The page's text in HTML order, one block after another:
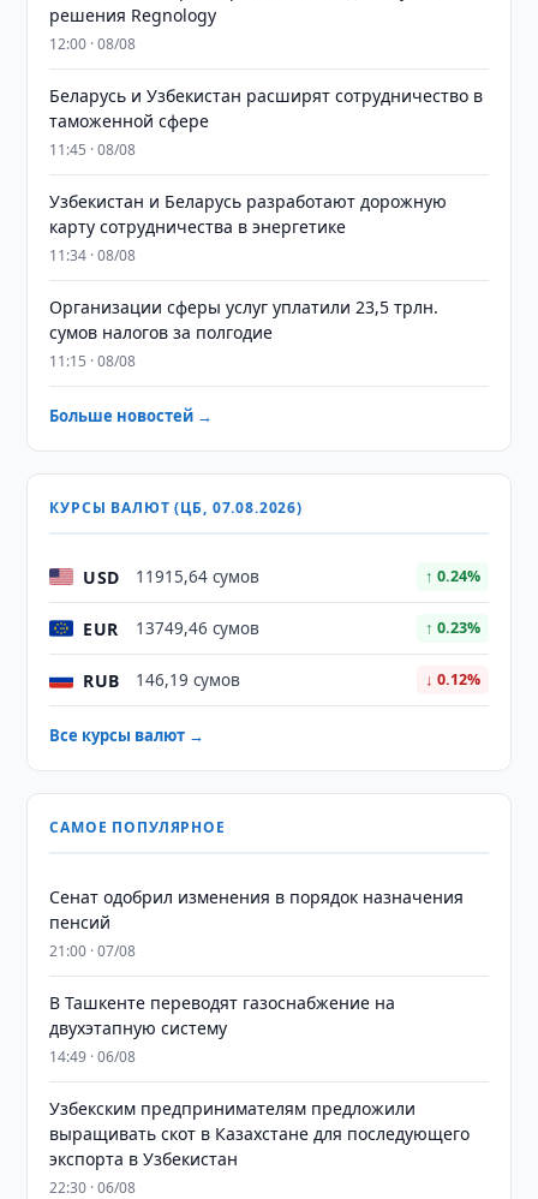
решения Regnology
12:00 · 08/08
Беларусь и Узбекистан расширят сотрудничество в
таможенной сфере
11:45 · 08/08
Узбекистан и Беларусь разработают дорожную
карту сотрудничества в энергетике
11:34 · 08/08
Организации сферы услуг уплатили 23,5 трлн.
сумов налогов за полгодие
11:15 · 08/08
Больше новостей →
КУРСЫ ВАЛЮТ (ЦБ, 07.08.2026)
USD 11915,64 сумов ↑ 0.24%
EUR 13749,46 сумов ↑ 0.23%
RUB 146,19 сумов ↓ 0.12%
Все курсы валют →
САМОЕ ПОПУЛЯРНОЕ
Сенат одобрил изменения в порядок назначения
пенсий
21:00 · 07/08
В Ташкенте переводят газоснабжение на
двухэтапную систему
14:49 · 06/08
Узбекским предпринимателям предложили
выращивать скот в Казахстане для последующего
экспорта в Узбекистан
22:30 · 06/08